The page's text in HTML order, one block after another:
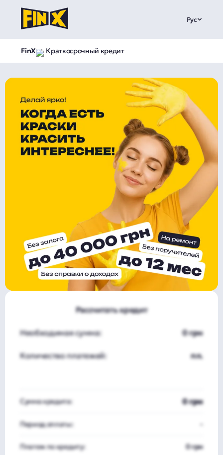
Рус
FinX Краткосрочный кредит
Рассчитать кредит
Необходимая сумма: 0 грн
Количество платежей: пл.
Сумма кредита: 0 грн
Период оплаты:
Платеж по кредиту: 0 грн